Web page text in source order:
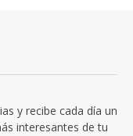
y recibe cada día un
interesantes de tu